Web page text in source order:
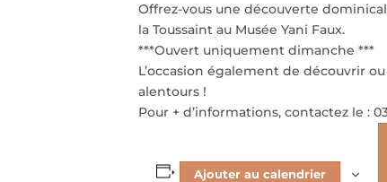
Offrez-vous une découverte
la Toussaint au Musée Yani Faux.
***Ouvert uniquement dimanche ***
L’occasion également de découvrir
alentours !
Pour + d’informations, contactez le :
Ajouter au calendrier